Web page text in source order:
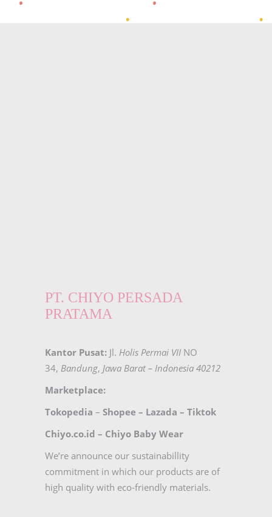
PT. CHIYO PERSADA
PRATAMA
Kantor Pusat: Jl. Holis Permai VII NO
34, Bandung, Jawa Barat – Indonesia 40212
Marketplace:
Tokopedia – Shopee – Lazada – Tiktok
Chiyo.co.id – Chiyo Baby Wear
We’re announce our sustainabillity
commitment in which our products are of
high quality with eco-friendly materials.